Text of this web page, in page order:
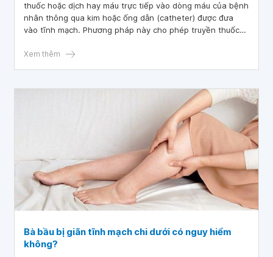
thuốc hoặc dịch hay máu trực tiếp vào dòng máu của bệnh
nhân thông qua kim hoặc ống dẫn (catheter) được đưa
vào tĩnh mạch. Phương pháp này cho phép truyền thuốc
trực tiếp và hoàn toàn vào dòng máu. Đây cũng chính là
Xem thêm
Bà bầu bị giãn tĩnh mạch chi dưới có nguy hiểm
không?